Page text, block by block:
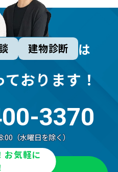
建物診断 は
おります！
3370
（水曜日を除く）
お気軽に